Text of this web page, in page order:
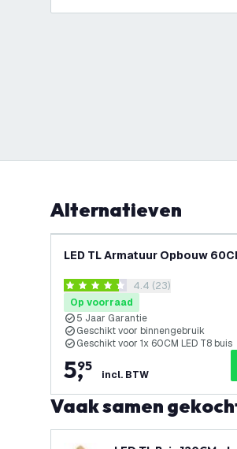
Alternatieven
LED TL Armatuur Opbouw
reviews drawer
4.4 score sterren4.4 (23)
Op voorraad
5 Jaar Garantie
Geschikt voor binnengebruik
Geschikt voor 1x 60CM LED T8 buis
5,
95
incl. BTW
Vaak samen